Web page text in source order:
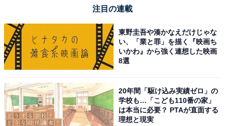
った声が多く寄せられました。アラビカ種の豆が使用さ
す。
注目の連載
東野圭吾や湊かなえだけじゃな
い、「業と罪」を描く『映画ち
いかわ』から強く連想した映画
8選
20年間「駆け込み実績ゼロ」の
学校も…「こども110番の家」
は本当に必要？ PTAが直面する
理想と現実